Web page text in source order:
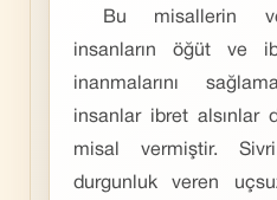
Bu misallerin
insanların öğüt ve
inanmalarını
insanlar ibret alsınlar
misal vermiştir.
durgunluk veren